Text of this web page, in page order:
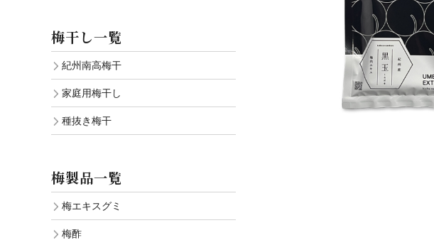
梅干し一覧
紀州南高梅干
家庭用梅干し
種抜き梅干
梅製品一覧
梅エキスグミ
梅酢